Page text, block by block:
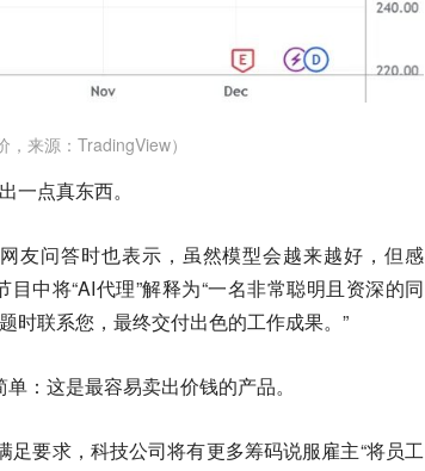
，来源：TradingView）
一点真东西。
友问答时也表示， 虽然模型会越来越好，但感
中将“AI代理”解释为“一名非常聪明且资深的同
联系您，最终交付出色的工作成果。 ”
：这是最容易卖出价钱的产品。
足要求，科技公司将有更多筹码说服雇主“将员工